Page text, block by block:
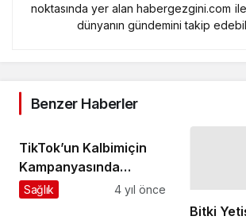
noktasında yer alan habergezgini.com
dünyanın gündemini takip
Benzer Haberler
TikTok’un Kalbimiçin
Kampanyasında
Kalbimiz Sağlık İçin Attı
Sağlık 4 yıl önce
Bitki